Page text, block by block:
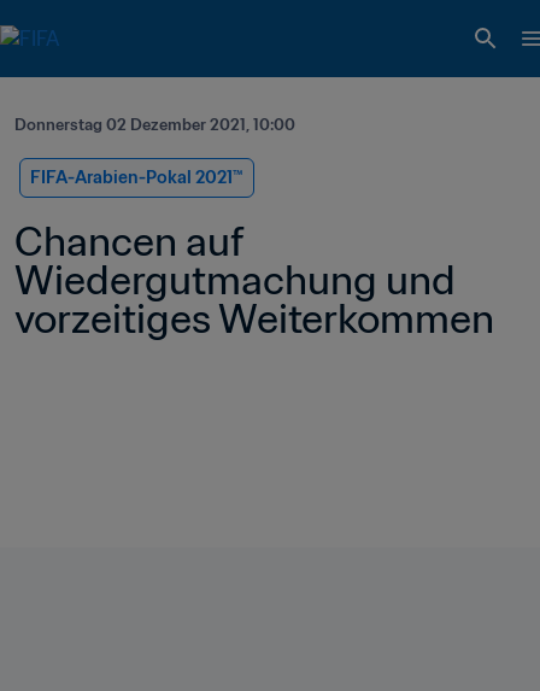
Donnerstag 02 Dezember 2021, 10:00
FIFA-Arabien-Pokal 2021™️
Chancen auf
Wiedergutmachung und
vorzeitiges Weiterkommen